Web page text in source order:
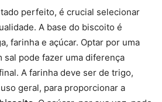
perfeito, é crucial selecionar
A base do biscoito é
farinha e açúcar. Optar por uma
sal pode fazer uma diferença
A farinha deve ser de trigo,
geral, para proporcionar a